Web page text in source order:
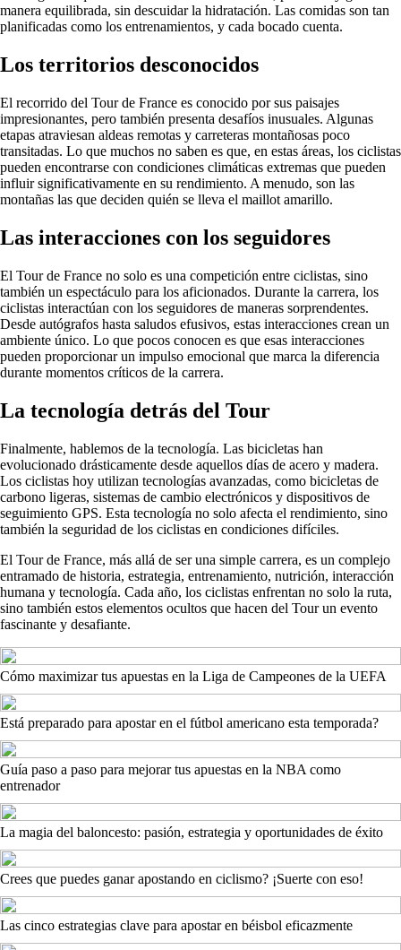
manera equilibrada, sin descuidar la hidratación. Las comidas son tan
planificadas como los entrenamientos, y cada bocado cuenta.
Los territorios desconocidos
El recorrido del Tour de France es conocido por sus paisajes
impresionantes, pero también presenta desafíos inusuales. Algunas
etapas atraviesan aldeas remotas y carreteras montañosas poco
transitadas. Lo que muchos no saben es que, en estas áreas, los ciclistas
pueden encontrarse con condiciones climáticas extremas que pueden
influir significativamente en su rendimiento. A menudo, son las
montañas las que deciden quién se lleva el maillot amarillo.
Las interacciones con los seguidores
El Tour de France no solo es una competición entre ciclistas, sino
también un espectáculo para los aficionados. Durante la carrera, los
ciclistas interactúan con los seguidores de maneras sorprendentes.
Desde autógrafos hasta saludos efusivos, estas interacciones crean un
ambiente único. Lo que pocos conocen es que esas interacciones
pueden proporcionar un impulso emocional que marca la diferencia
durante momentos críticos de la carrera.
La tecnología detrás del Tour
Finalmente, hablemos de la tecnología. Las bicicletas han
evolucionado drásticamente desde aquellos días de acero y madera.
Los ciclistas hoy utilizan tecnologías avanzadas, como bicicletas de
carbono ligeras, sistemas de cambio electrónicos y dispositivos de
seguimiento GPS. Esta tecnología no solo afecta el rendimiento, sino
también la seguridad de los ciclistas en condiciones difíciles.
El Tour de France, más allá de ser una simple carrera, es un complejo
entramado de historia, estrategia, entrenamiento, nutrición, interacción
humana y tecnología. Cada año, los ciclistas enfrentan no solo la ruta,
sino también estos elementos ocultos que hacen del Tour un evento
fascinante y desafiante.
Cómo maximizar tus apuestas en la Liga de Campeones de la UEFA
Está preparado para apostar en el fútbol americano esta temporada?
Guía paso a paso para mejorar tus apuestas en la NBA como
entrenador
La magia del baloncesto: pasión, estrategia y oportunidades de éxito
Crees que puedes ganar apostando en ciclismo? ¡Suerte con eso!
Las cinco estrategias clave para apostar en béisbol eficazmente